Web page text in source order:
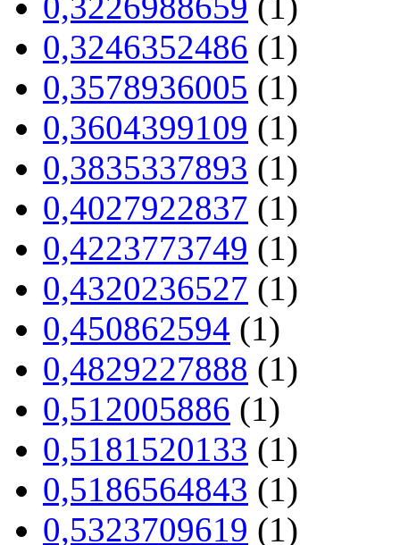
0,3246352486 (1)
0,3578936005 (1)
0,3604399109 (1)
0,3835337893 (1)
0,4027922837 (1)
0,4223773749 (1)
0,4320236527 (1)
0,450862594 (1)
0,4829227888 (1)
0,512005886 (1)
0,5181520133 (1)
0,5186564843 (1)
0,5323709619 (1)